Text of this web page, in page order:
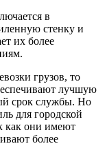
в
стенку и
их более
грузов, то
лучшую
срок службы. Но
для городской
как они имеют
более